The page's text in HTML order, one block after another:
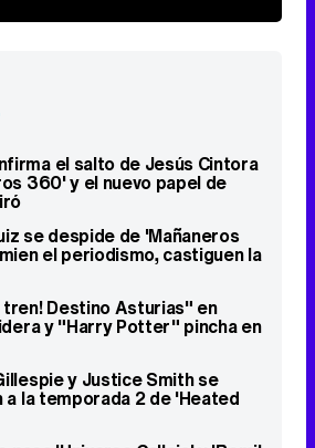
el salto de Jesús Cintora
360' y el nuevo papel de
se despide de 'Mañaneros
el periodismo, castiguen la
tren! Destino Asturias" en
y "Harry Potter" pincha en
y Justice Smith se
a la temporada 2 de 'Heated